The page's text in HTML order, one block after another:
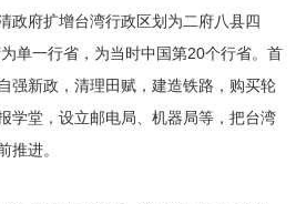
政府扩增台湾行政区划为二府八县四
单一行省，为当时中国第20个行省。首
强新政，清理田赋，建造铁路，购买轮
学堂，设立邮电局、机器局等，把台湾
推进。